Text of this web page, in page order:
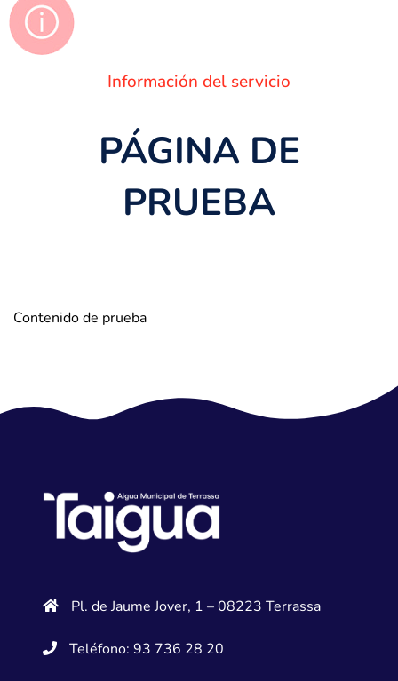
Información del servicio
PÁGINA DE
PRUEBA
Contenido de prueba
Pl. de Jaume Jover, 1 – 08223 Terrassa
Teléfono: 93 736 28 20